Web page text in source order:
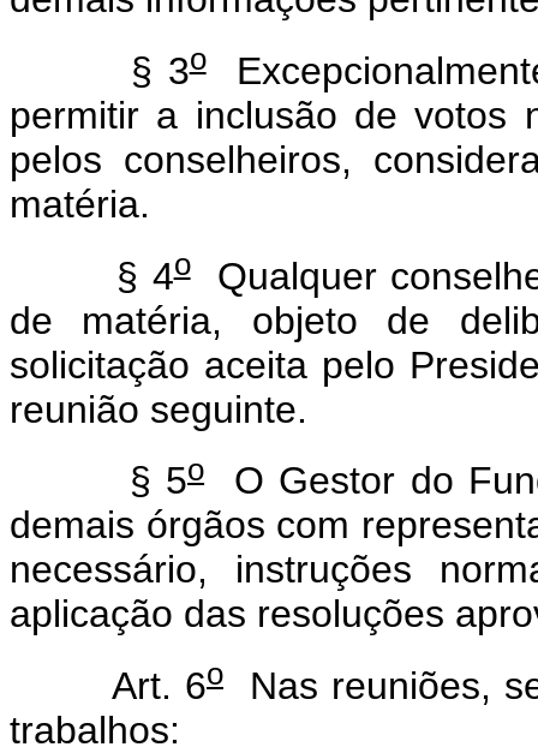
§ 3o
permitir a inclusão de votos
pelos conselheiros,
matéria.
§ 4oQualquer
de matéria, objeto de
solicitação aceita pelo
reunião seguinte.
§ 5o
O Gestor do
demais órgãos com
necessário, instruções
aplicação das resoluções
Art. 6o Nas reuniões,
trabalhos: